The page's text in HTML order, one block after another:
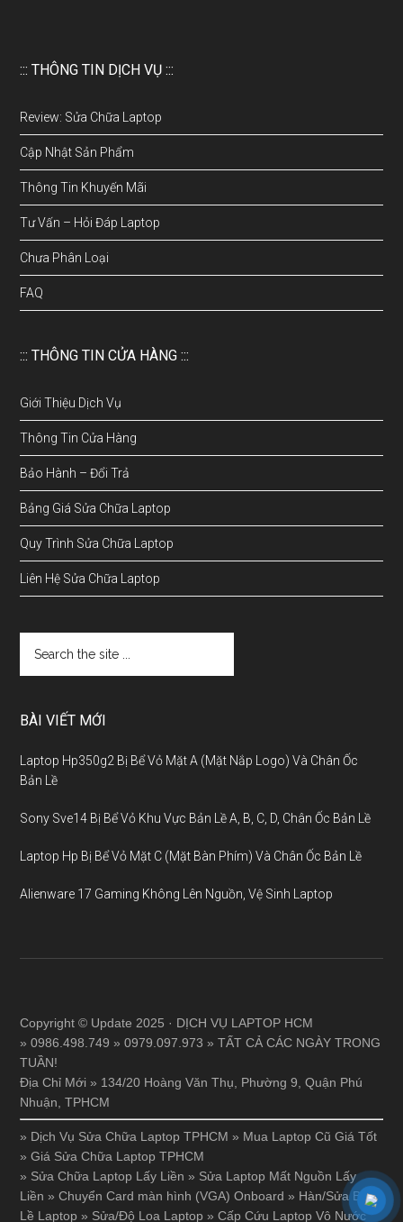
::: THÔNG TIN DỊCH VỤ :::
Review: Sửa Chữa Laptop
Cập Nhật Sản Phẩm
Thông Tin Khuyến Mãi
Tư Vấn – Hỏi Đáp Laptop
Chưa Phân Loại
FAQ
::: THÔNG TIN CỬA HÀNG :::
Giới Thiệu Dịch Vụ
Thông Tin Cửa Hàng
Bảo Hành – Đổi Trả
Bảng Giá Sửa Chữa Laptop
Quy Trình Sửa Chữa Laptop
Liên Hệ Sửa Chữa Laptop
BÀI VIẾT MỚI
Laptop Hp350g2 Bị Bể Vỏ Mặt A (Mặt Nắp Logo) Và Chân Ốc
Bản Lề
Sony Sve14 Bị Bể Vỏ Khu Vực Bản Lề A, B, C, D, Chân Ốc Bản Lề
Laptop Hp Bị Bể Vỏ Mặt C (Mặt Bàn Phím) Và Chân Ốc Bản Lề
Alienware 17 Gaming Không Lên Nguồn, Vệ Sinh Laptop
Copyright © Update 2025 · DỊCH VỤ LAPTOP HCM
» 0986.498.749 » 0979.097.973 » TẤT CẢ CÁC NGÀY TRONG
TUẦN!
Địa Chỉ Mới » 134/20 Hoàng Văn Thụ, Phường 9, Quận Phú
Nhuận, TPHCM
» Dịch Vụ Sửa Chữa Laptop TPHCM » Mua Laptop Cũ Giá Tốt
»Giá Sửa Chữa Laptop TPHCM
» Sửa Chữa Laptop Lấy Liền » Sửa Laptop Mất Nguồn Lấy
Liền »Chuyển Card màn hình (VGA) Onboard » Hàn/Sửa Bản
Lề Laptop » Sửa/Độ Loa Laptop »Cấp Cứu Laptop Vô Nước